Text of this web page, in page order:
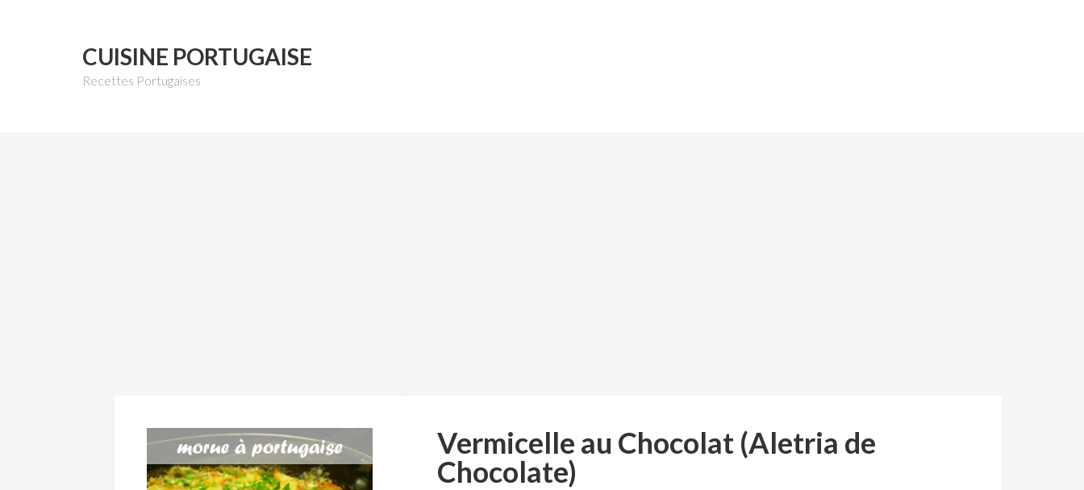
CUISINE PORTUGAISE
Recettes Portugaises
Vermicelle au Chocolat (Aletria de
Chocolate)